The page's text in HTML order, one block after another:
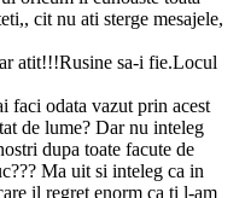
cit nu ati sterge mesajele,
atit!!!Rusine sa-i fie.Locul
faci odata vazut prin acest
de lume? Dar nu inteleg
dupa toate facute de
Ma uit si inteleg ca in
il regret enorm ca ti l-am